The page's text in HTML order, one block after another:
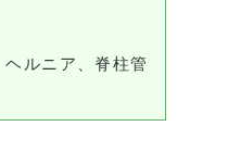
ルニア、脊柱管